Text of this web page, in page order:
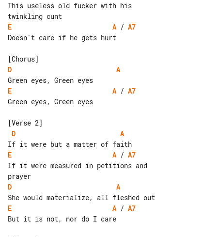
This useless old fucker with his
E
A / A7
Doesn't care if he gets hurt
D
A
E
A / A7
Green eyes, Green eyes
D
A
E
A / A7
If it were measured in petitions and
D
A
E
A / A7
But it is not, nor do I care